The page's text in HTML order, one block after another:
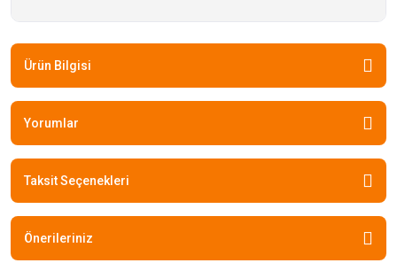
Ürün Bilgisi
Yorumlar
Taksit Seçenekleri
Önerileriniz